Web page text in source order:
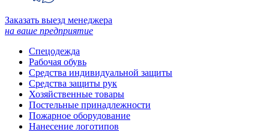
Заказать выезд менеджера
на ваше предприятие
Спецодежда
Рабочая обувь
Средства индивидуальной защиты
Средства защиты рук
Хозяйственные товары
Постельные принадлежности
Пожарное оборудование
Нанесение логотипов